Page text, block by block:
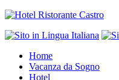
Home
Vacanza da Sogno
Hotel